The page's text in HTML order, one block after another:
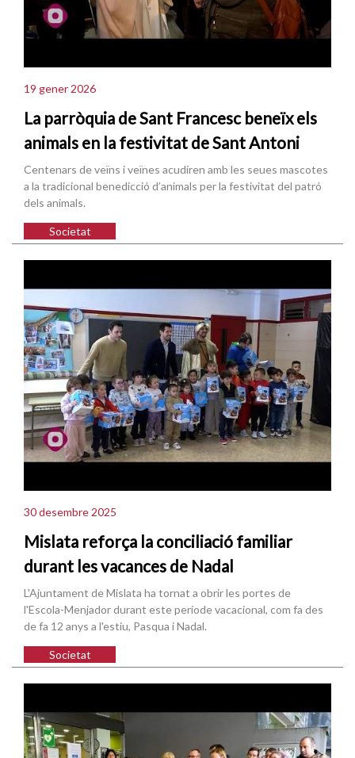
19 gener 2026
La parròquia de Sant Francesc beneïx els
animals en la festivitat de Sant Antoni
Centenars de veïns i veïnes acudiren amb les seues mascotes
a la tradicional benedicció d’animals per la festivitat del patró
dels animals.
Societat
30 desembre 2025
Mislata reforça la conciliació familiar
durant les vacances de Nadal
L'Ajuntament de Mislata ha tornat a obrir les portes de
l'Escola-Menjador durant este període vacacional, com fa des
de fa 12 anys a l'estiu, Pasqua i Nadal.
Societat